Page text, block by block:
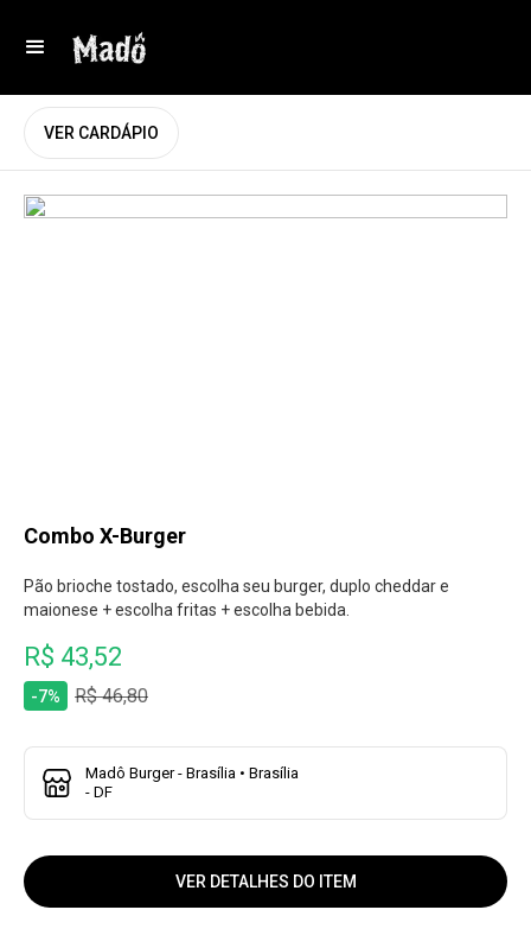
VER CARDÁPIO
Combo X-Burger
Pão brioche tostado, escolha seu burger, duplo cheddar e
maionese + escolha fritas + escolha bebida.
R$ 43,52
-7% R$ 46,80
Madô Burger - Brasília • Brasília
- DF
VER DETALHES DO ITEM